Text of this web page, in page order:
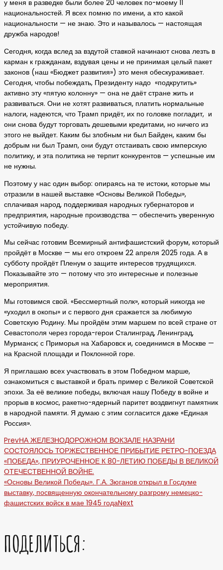
у меня в разведке были более 20 человек по-моему 11
национальностей. Я всех помню по имени, а кто какой
национальности — не знаю. Это и называлось — настоящая
дружба народов!
Сегодня, когда вслед за вздутой ставкой начинают снова лезть в
карман к гражданам, вздувая цены и не принимая целый пакет
законов (наш «Бюджет развития») это меня обескураживает.
Сегодня, чтобы побеждать, Президенту надо «подкрутить»
активно эту «пятую колонну» — она не даёт стране жить и
развиваться. Они не хотят развиваться, платить нормальные
налоги, надеются, что Трамп придёт, их по головке погладит, и
они снова будут торговать дешевыми кредитами, но ничего из
этого не выйдет. Каким бы злобным ни был Байден, каким бы
добрым ни был Трамп, они будут отстаивать свою имперскую
политику, и эта политика не терпит конкурентов — успешные им
не нужны.
Поэтому у нас один выбор: опираясь на те истоки, которые мы
отразили в нашей выставке «Основы Великой Победы»,
сплачивая народ, поддерживая народных губернаторов и
предприятия, народные производства — обеспечить уверенную
устойчивую победу.
Мы сейчас готовим Всемирный антифашистский форум, который
пройдёт в Москве — мы его откроем 22 апреля 2025 года. А в
субботу пройдёт Пленум о защите интересов трудящихся.
Показывайте это — потому что это интересные и полезные
мероприятия.
Мы готовимся свой. «Бессмертный полк», который никогда не
«уходил в окопы» и с первого дня сражается за любимую
Советскую Родину. Мы пройдём этим маршем по всей стране от
Севастополя через города-герои Сталинград, Ленинград,
Мурманск; с Приморья на Хабаровск и, соединимся в Москве —
на Красной площади и Поклонной горе.
Я приглашаю всех участвовать в этом Победном марше,
ознакомиться с выставкой и брать пример с Великой Советской
эпохи. За её великие победы, включая нашу Победу в войне и
прорыв в космос, ракетно-ядерный паритет воздвигнут памятник
в народной памяти. Я думаю с этим согласится даже «Единая
Россия».
PrevНА ЖЕЛЕЗНОДОРОЖНОМ ВОКЗАЛЕ НАЗРАНИ
СОСТОЯЛОСЬ ТОРЖЕСТВЕННОЕ ПРИБЫТИЕ РЕТРО-ПОЕЗДА
«ПОБЕДА», ПРИУРОЧЕННОЕ К 80-ЛЕТИЮ ПОБЕДЫ В ВЕЛИКОЙ
ОТЕЧЕСТВЕННОЙ ВОЙНЕ.
«Основы Великой Победы». Г.А. Зюганов открыл в Госдуме
выставку, посвященную окончательному разгрому немецко-
фашистских войск в мае 1945 годаNext
ПОДЕЛИТЬСЯ: